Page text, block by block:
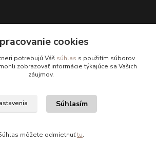
© kvalitnabielizen.sk
cookies
potrebujú Váš súhlas s použitím súborov
zobrazovať informácie týkajúce sa Vašich
záujmov.
Súhlasím
môžete odmietnuťtu.